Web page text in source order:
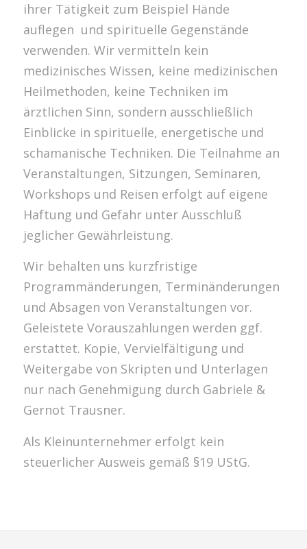
ihrer Tätigkeit zum Beispiel Hände
auflegen und spirituelle Gegenstände
verwenden. Wir vermitteln kein
medizinisches Wissen, keine medizinischen
Heilmethoden, keine Techniken im
ärztlichen Sinn, sondern ausschließlich
Einblicke in spirituelle, energetische und
schamanische Techniken. Die Teilnahme an
Veranstaltungen, Sitzungen, Seminaren,
Workshops und Reisen erfolgt auf eigene
Haftung und Gefahr unter Ausschluß
jeglicher Gewährleistung.
Wir behalten uns kurzfristige
Programmänderungen, Terminänderungen
und Absagen von Veranstaltungen vor.
Geleistete Vorauszahlungen werden ggf.
erstattet. Kopie, Vervielfältigung und
Weitergabe von Skripten und Unterlagen
nur nach Genehmigung durch Gabriele &
Gernot Trausner.
Als Kleinunternehmer erfolgt kein
steuerlicher Ausweis gemäß §19 UStG.